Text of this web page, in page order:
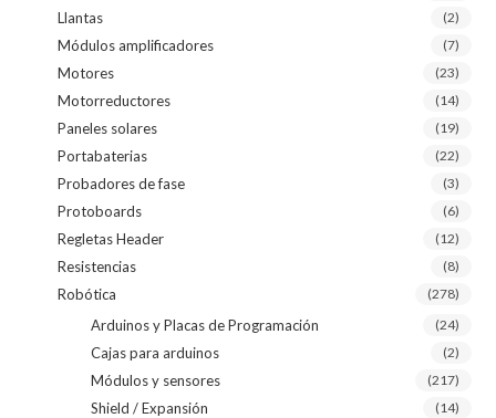
Llantas (2)
Módulos amplificadores (7)
Motores (23)
Motorreductores (14)
Paneles solares (19)
Portabaterias (22)
Probadores de fase (3)
Protoboards (6)
Regletas Header (12)
Resistencias (8)
Robótica (278)
Arduinos y Placas de Programación (24)
Cajas para arduinos (2)
Módulos y sensores (217)
Shield / Expansión (14)